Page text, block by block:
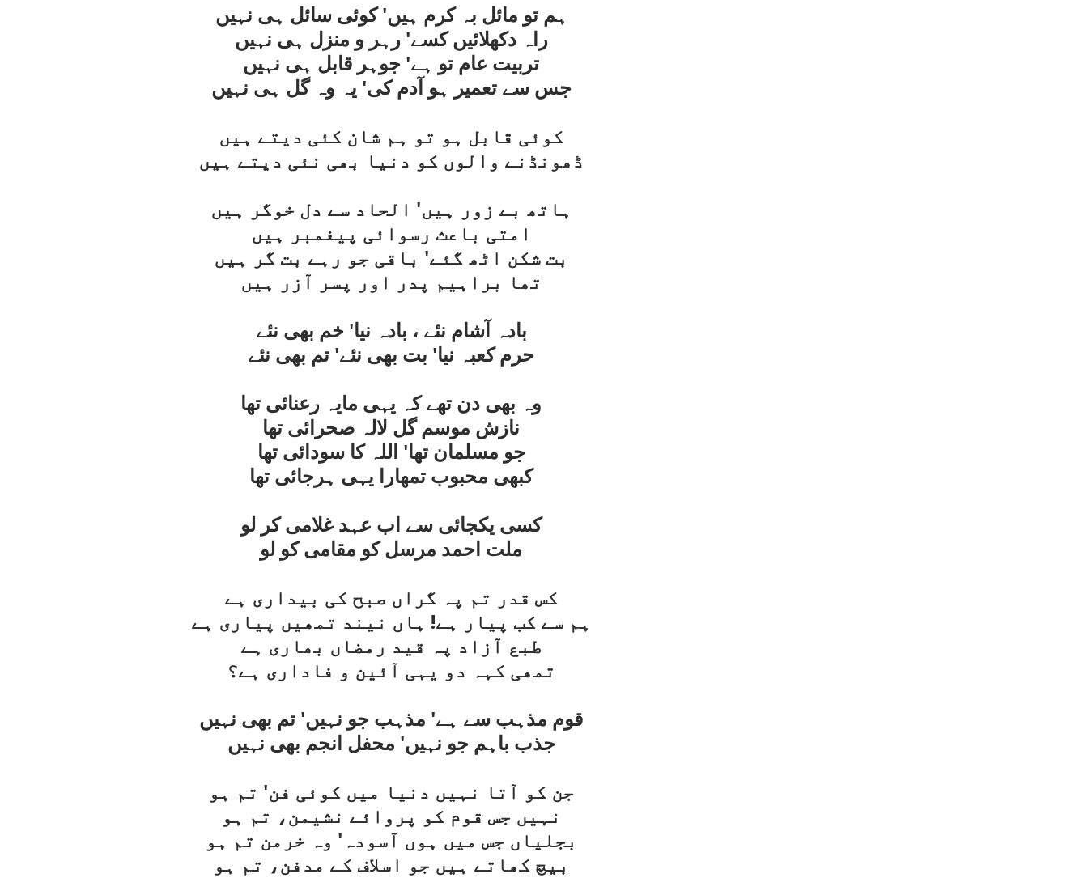
ہم تو مائل بہ کرم ہيں' کوئی سائل ہی نہيں
راہ دکھلائيں کسے' رہر و منزل ہی نہيں
تربيت عام تو ہے' جوہر قابل ہی نہيں
جس سے تعمير ہو آدم کی' يہ وہ گل ہی نہيں
کوئی قابل ہو تو ہم شان کئی ديتے ہيں
ڈھونڈنے والوں کو دنيا بھی نئی ديتے ہيں
ہاتھ بے زور ہيں' الحاد سے دل خوگر ہيں
امتی باعث رسوائی پيغمبر ہيں
بت شکن اٹھ گئے' باقی جو رہے بت گر ہيں
تھا براہيم پدر اور پسر آزر ہيں
بادہ آشام نئے ، بادہ نيا' خم بھی نئے
حرم کعبہ نيا' بت بھی نئے' تم بھی نئے
وہ بھی دن تھے کہ يہی مايہ رعنائی تھا
نازش موسم گل لالہ صحرائی تھا
جو مسلمان تھا' اللہ کا سودائی تھا
کبھی محبوب تمھارا يہی ہرجائی تھا
کسی يکجائی سے اب عہد غلامی کر لو
ملت احمد مرسل کو مقامی کو لو
کس قدر تم پہ گراں صبح کی بيداری ہے
ہم سے کب پيار ہے! ہاں نيند تمھيں پياری ہے
طبع آزاد پہ قيد رمضاں بھاری ہے
تمھی کہہ دو يہی آئين و فاداری ہے؟
قوم مذہب سے ہے' مذہب جو نہيں' تم بھی نہيں
جذب باہم جو نہيں' محفل انجم بھی نہيں
جن کو آتا نہيں دنيا ميں کوئی فن' تم ہو
نہيں جس قوم کو پروائے نشيمن، تم ہو
بجلياں جس ميں ہوں آسودہ' وہ خرمن تم ہو
بيچ کھاتے ہيں جو اسلاف کے مدفن، تم ہو